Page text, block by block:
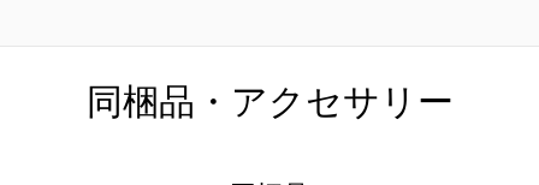
同梱品・アクセサリー